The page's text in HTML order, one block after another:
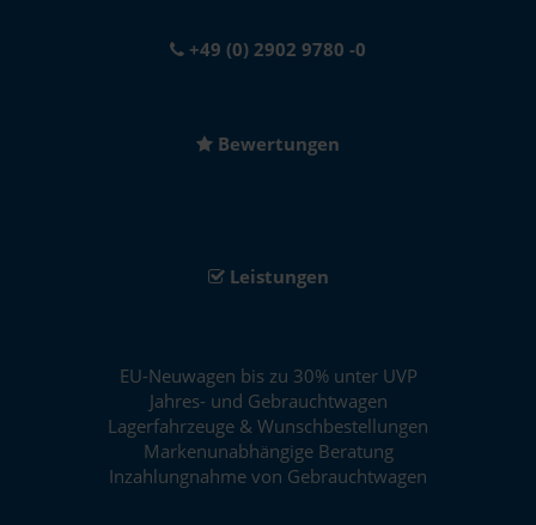
+49 (0) 2902 9780 -0
Bewertungen
Leistungen
EU-Neuwagen bis zu 30% unter UVP
Jahres- und Gebrauchtwagen
Lagerfahrzeuge & Wunschbestellungen
Markenunabhängige Beratung
Inzahlungnahme von Gebrauchtwagen